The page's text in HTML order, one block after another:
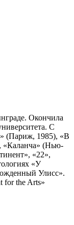
Окончила
С
(Париж, 1985), «В
«Каланча» (Нью-
«22»,
«У
Улисс».
for the Arts»